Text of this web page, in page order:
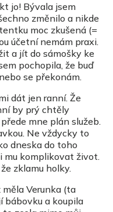
jo! Bývala jsem
změnilo a nikde
moc zkušená (=
účetní nemám praxi.
a jít do sámošky ke
pochopila, že buď
se překonám.
dát jen ranní. Že
by prý chtěly
mne plán služeb.
Ne vždycky to
dneska do toho
mu komplikovat život.
zklamu holky.
Verunka (ta
bábovku a koupila